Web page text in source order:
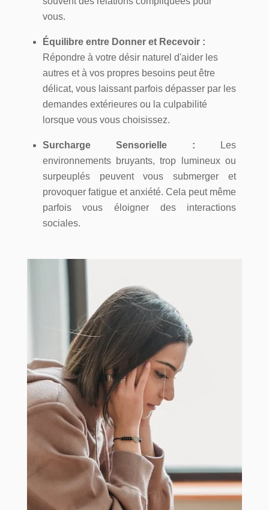
vous.
Équilibre entre Donner et Recevoir :
Répondre à votre désir naturel d'aider les
autres et à vos propres besoins peut être
délicat, vous laissant parfois dépasser par les
demandes extérieures ou la culpabilité
lorsque vous vous choisissez.
Surcharge Sensorielle :
Les
environnements bruyants, trop lumineux ou
surpeuplés peuvent vous submerger et
provoquer fatigue et anxiété. Cela peut même
parfois vous éloigner des interactions
sociales.